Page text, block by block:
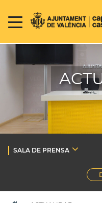
SALA DE PRENSA